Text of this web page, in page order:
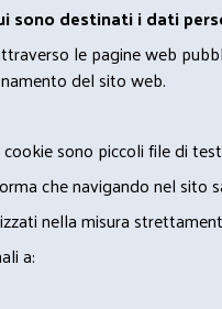
sono destinati i dati
le pagine web
del sito web.
sono piccoli file di
che navigando nel sito
nella misura
a: